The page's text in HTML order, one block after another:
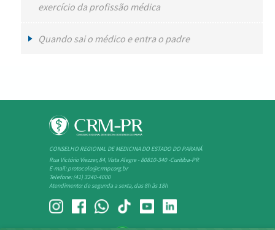
exercício da profissão médica
Quando sai o médico e entra o padre
CONSELHO REGIONAL DE MEDICINA DO ESTADO DO PARANÁ
Rua Victório Viezzer, 84, Vista Alegre - 80810-340 -Curitiba-PR
E-mail: protocolo@crmpr.org.br
Telefone: (41) 3240-4000
Atendimento: de segunda a sexta, das 8h às 18h